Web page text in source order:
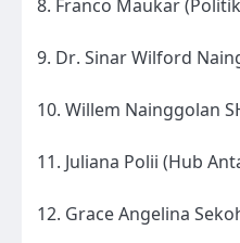
8. Franco Maukar
9. Dr. Sinar Wilford
10. Willem Nainggolan
11. Juliana Polii (Hub
12. Grace Angelina